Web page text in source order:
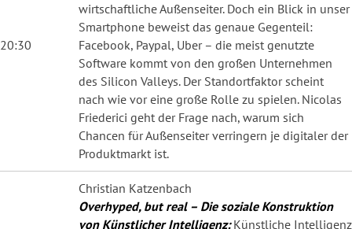
20:30
wirtschaftliche Außenseiter. Doch ein Blick in unser
Smartphone beweist das genaue Gegenteil:
Facebook, Paypal, Uber – die meist genutzte
Software kommt von den großen Unternehmen
des Silicon Valleys. Der Standortfaktor scheint
nach wie vor eine große Rolle zu spielen. Nicolas
Friederici geht der Frage nach, warum sich
Chancen für Außenseiter verringern je digitaler der
Produktmarkt ist.
Christian Katzenbach
Overhyped, but real – Die soziale Konstruktion
von Künstlicher Intelligenz:Künstliche Intelligenz